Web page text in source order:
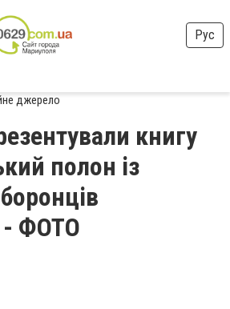
Рус
джерело
книгу
полон із
- ФОТО